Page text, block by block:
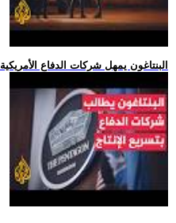
.. البنتاغون يمهل شركات الدفاع الأمريكية 21 يوما لتقديم خطط تسر